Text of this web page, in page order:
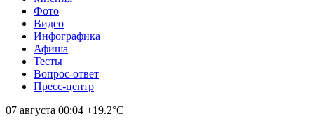
Фото
Видео
Инфографика
Афиша
Тесты
Вопрос-ответ
Пресс-центр
07 августа 00:04 +19.2°С